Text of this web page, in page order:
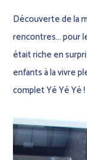
Découverte de la
rencontres… pour
était riche en
enfants à la vivre
complet Yé Yé Yé !